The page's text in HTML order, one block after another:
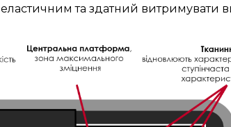
та здатний витримувати